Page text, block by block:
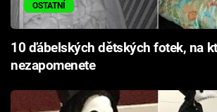
OSTATNÍ
10 ďábelských dětských fotek, na
nezapomenete